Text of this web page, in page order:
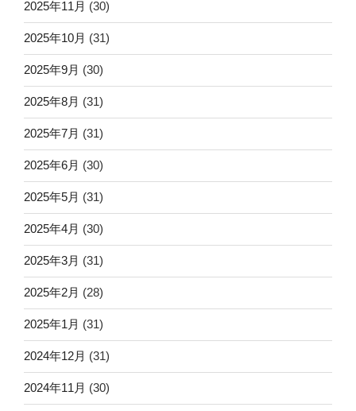
2025年11月 (30)
2025年10月 (31)
2025年9月 (30)
2025年8月 (31)
2025年7月 (31)
2025年6月 (30)
2025年5月 (31)
2025年4月 (30)
2025年3月 (31)
2025年2月 (28)
2025年1月 (31)
2024年12月 (31)
2024年11月 (30)